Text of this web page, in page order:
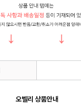
오벨리 상품안내